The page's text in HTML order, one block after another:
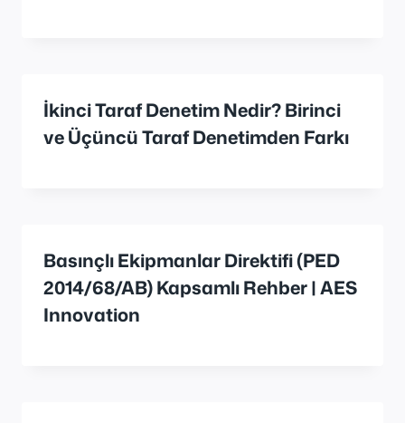
İkinci Taraf Denetim Nedir? Birinci
ve Üçüncü Taraf Denetimden Farkı
Basınçlı Ekipmanlar Direktifi (PED
2014/68/AB) Kapsamlı Rehber | AES
Innovation